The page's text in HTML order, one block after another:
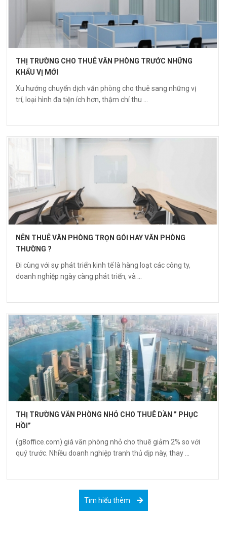
THỊ TRƯỜNG CHO THUÊ VĂN PHÒNG TRƯỚC NHỮNG
KHẨU VỊ MỚI
Xu hướng chuyển dịch văn phòng cho thuê sang những vị
trí, loại hình đa tiện ích hơn, thậm chí thu ...
NÊN THUÊ VĂN PHÒNG TRỌN GÓI HAY VĂN PHÒNG
THƯỜNG ?
Đi cùng với sự phát triển kinh tế là hàng loạt các công ty,
doanh nghiệp ngày càng phát triển, và ...
THỊ TRƯỜNG VĂN PHÒNG NHỎ CHO THUÊ DẦN ” PHỤC
HỒI”
(g8office.com) giá văn phòng nhỏ cho thuê giảm 2% so với
quý trước. Nhiều doanh nghiệp tranh thủ dịp này, thay ...
Tìm hiểu thêm